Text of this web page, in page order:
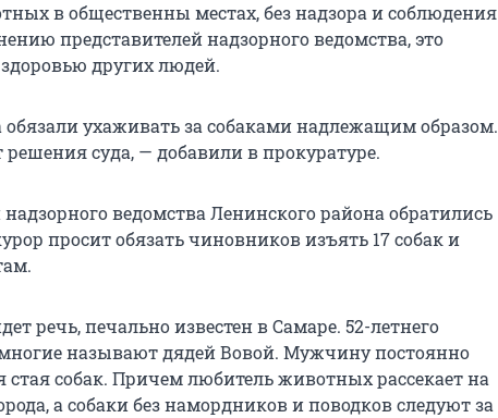
в общественны местах, без надзора и соблюдения
представителей надзорного ведомства, это
других людей.
обязали ухаживать за собаками надлежащим образом.
суда, — добавили в прокуратуре.
ведомства Ленинского района обратились
просит обязать чиновников изъять 17 собак и
речь, печально известен в Самаре. 52-летнего
называют дядей Вовой. Мужчину постоянно
собак. Причем любитель животных рассекает на
а собаки без намордников и поводков следуют за